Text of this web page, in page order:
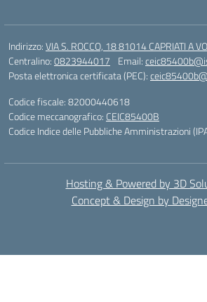
Indirizzo:VIA S. ROCCO, 18 81014 CAPRIATI A
Centralino:0823944017 Email:
Posta elettronica certificata (PEC):
Codice fiscale: 82000440618
Codice meccanografico: CEIC85400B
Codice Indice delle Pubbliche Amministrazioni
Hosting & Powered by 3D
Concept & Design by